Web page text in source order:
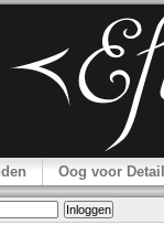
Oog voor Detail